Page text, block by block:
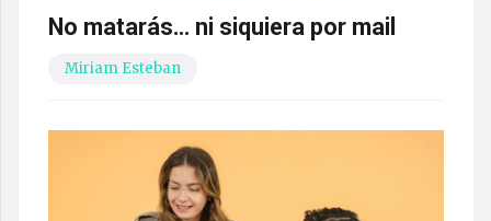
No matarás… ni siquiera por mail
Miriam Esteban